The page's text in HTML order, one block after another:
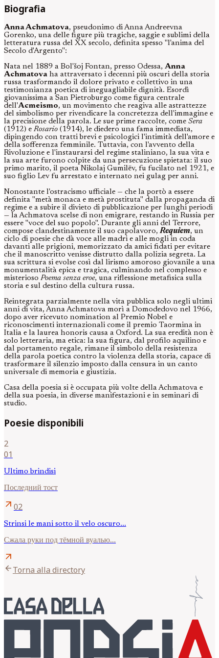
Biografia
Anna Achmatova, pseudonimo di Anna Andreevna
Gorenko, una delle figure più tragiche, saggie e sublimi della
letteratura russa del XX secolo, definita spesso "l'anima del
Secolo d'Argento":
Nata nel 1889 a Bol'šoj Fontan, presso Odessa, Anna
Achmatova ha attraversato i decenni più oscuri della storia
russa trasformando il dolore privato e collettivo in una
testimonianza poetica di ineguagliabile dignità. Esordì
giovanissima a San Pietroburgo come figura centrale
dell'Acmeismo, un movimento che reagiva alle astrattezze
del simbolismo per rivendicare la concretezza dell'immagine e
la precisione della parola. Le sue prime raccolte, come Sera
(1912) e Rosario (1914), le diedero una fama immediata,
dipingendo con tratti brevi e psicologici l'intimità dell'amore e
della sofferenza femminile. Tuttavia, con l'avvento della
Rivoluzione e l'instaurarsi del regime staliniano, la sua vita e
la sua arte furono colpite da una persecuzione spietata: il suo
primo marito, il poeta Nikolaj Gumilëv, fu fucilato nel 1921, e
suo figlio Lev fu arrestato e internato nei gulag per anni.
Nonostante l'ostracismo ufficiale — che la portò a essere
definita "metà monaca e metà prostituta" dalla propaganda di
regime e a subire il divieto di pubblicazione per lunghi periodi
— la Achmatova scelse di non emigrare, restando in Russia per
essere "voce del suo popolo". Durante gli anni del Terrore,
compose clandestinamente il suo capolavoro,Requiem, un
ciclo di poesie che dà voce alle madri e alle mogli in coda
davanti alle prigioni, memorizzato da amici fidati per evitare
che il manoscritto venisse distrutto dalla polizia segreta. La
sua scrittura si evolse così dal lirismo amoroso giovanile a una
monumentalità epica e tragica, culminando nel complesso e
misterioso Poema senza eroe, una riflessione metafisica sulla
storia e sul destino della cultura russa.
Reintegrata parzialmente nella vita pubblica solo negli ultimi
anni di vita, Anna Achmatova morì a Domodedovo nel 1966,
dopo aver ricevuto nomination al Premio Nobel e
riconoscimenti internazionali come il premio Taormina in
Italia e la laurea honoris causa a Oxford. La sua eredità non è
solo letteraria, ma etica: la sua figura, dal profilo aquilino e
dal portamento regale, rimane il simbolo della resistenza
della parola poetica contro la violenza della storia, capace di
trasformare il silenzio imposto dalla censura in un canto
universale di memoria e giustizia.
Casa della poesia si è occupata più volte della Achmatova e
della sua poesia, in diverse manifestazioni e in seminari di
studio.
Poesie disponibili
2
01
Ultimo brindisi
Последний тост
arrow_outward 02
Strinsi le mani sotto il velo oscuro...
Сжала руки под тёмной вуалью...
arrow_outward
arrow_backTorna alla directory